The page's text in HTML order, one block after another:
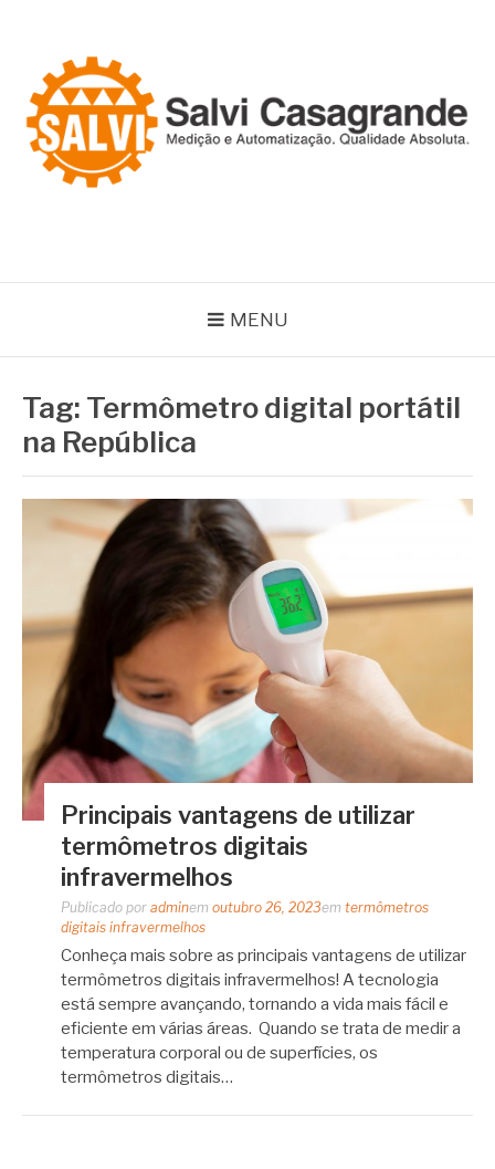
conteúdo
MENU
Tag: Termômetro digital portátil
na República
Principais vantagens de utilizar
termômetros digitais
infravermelhos
Publicado por adminem outubro 26, 2023em termômetros
digitais infravermelhos
Conheça mais sobre as principais vantagens de utilizar
termômetros digitais infravermelhos! A tecnologia
está sempre avançando, tornando a vida mais fácil e
eficiente em várias áreas. Quando se trata de medir a
temperatura corporal ou de superfícies, os
termômetros digitais…